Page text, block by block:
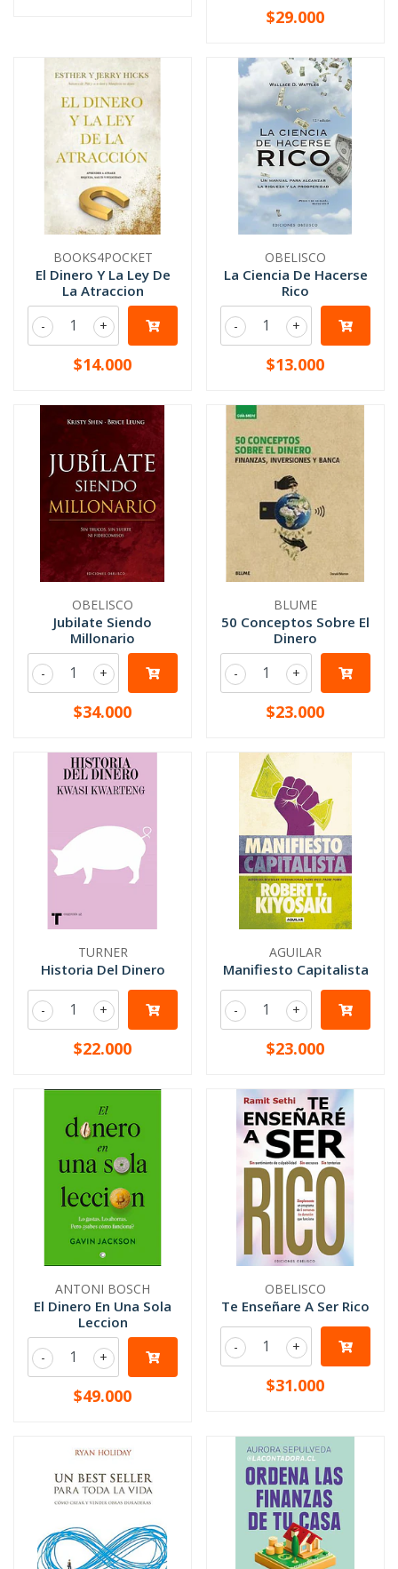
$29.000
BOOKS4POCKET
El Dinero Y La Ley De
La Atraccion
+
-
$14.000
OBELISCO
La Ciencia De Hacerse
Rico
+
-
$13.000
OBELISCO
Jubilate Siendo
Millonario
+
-
$34.000
BLUME
50 Conceptos Sobre El
Dinero
+
-
$23.000
TURNER
Historia Del Dinero
+
-
$22.000
AGUILAR
Manifiesto Capitalista
+
-
$23.000
ANTONI BOSCH
El Dinero En Una Sola
Leccion
+
-
$49.000
OBELISCO
Te Enseñare A Ser Rico
+
-
$31.000